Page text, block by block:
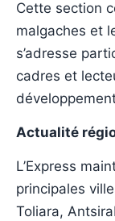
Cette section
malgaches et
s’adresse
cadres et
Actualité
L’Express
principales
Toliara,